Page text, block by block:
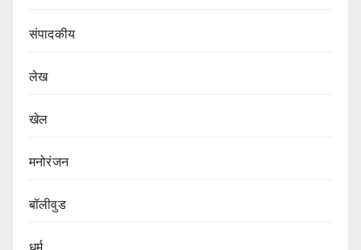
संपादकीय
लेख
खेल
मनोरंजन
बॉलीवुड